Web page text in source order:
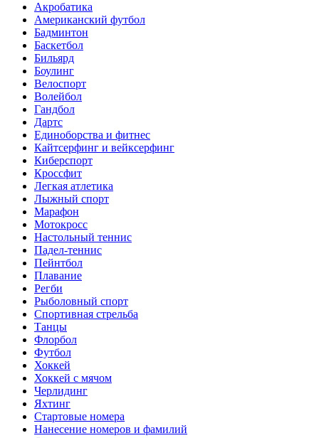
Акробатика
Американский футбол
Бадминтон
Баскетбол
Бильярд
Боулинг
Велоспорт
Волейбол
Гандбол
Дартс
Единоборства и фитнес
Кайтсерфинг и вейксерфинг
Киберспорт
Кроссфит
Легкая атлетика
Лыжный спорт
Марафон
Мотокросс
Настольный теннис
Падел-теннис
Пейнтбол
Плавание
Регби
Рыболовный спорт
Спортивная стрельба
Танцы
Флорбол
Футбол
Хоккей
Хоккей с мячом
Черлидинг
Яхтинг
Стартовые номера
Нанесение номеров и фамилий